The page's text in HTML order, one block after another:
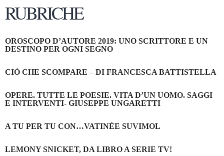
RUBRICHE
OROSCOPO D’AUTORE 2019: UNO SCRITTORE E UN
DESTINO PER OGNI SEGNO
CIÒ CHE SCOMPARE – DI FRANCESCA BATTISTELLA
OPERE. TUTTE LE POESIE. VITA D’UN UOMO. SAGGI
E INTERVENTI- GIUSEPPE UNGARETTI
A TU PER TU CON…VATINÈE SUVIMOL
LEMONY SNICKET, DA LIBRO A SERIE TV!